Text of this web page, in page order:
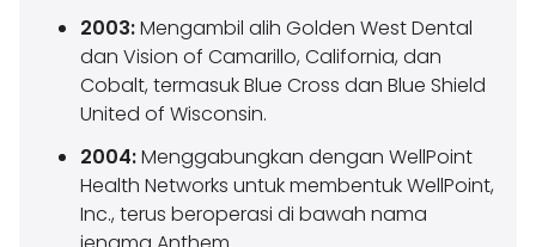
2003:Mengambil alih Golden West Dental
dan Vision of Camarillo, California, dan
Cobalt, termasuk Blue Cross dan Blue Shield
United of Wisconsin.
2004:Menggabungkan dengan WellPoint
Health Networks untuk membentuk WellPoint,
Inc., terus beroperasi di bawah nama